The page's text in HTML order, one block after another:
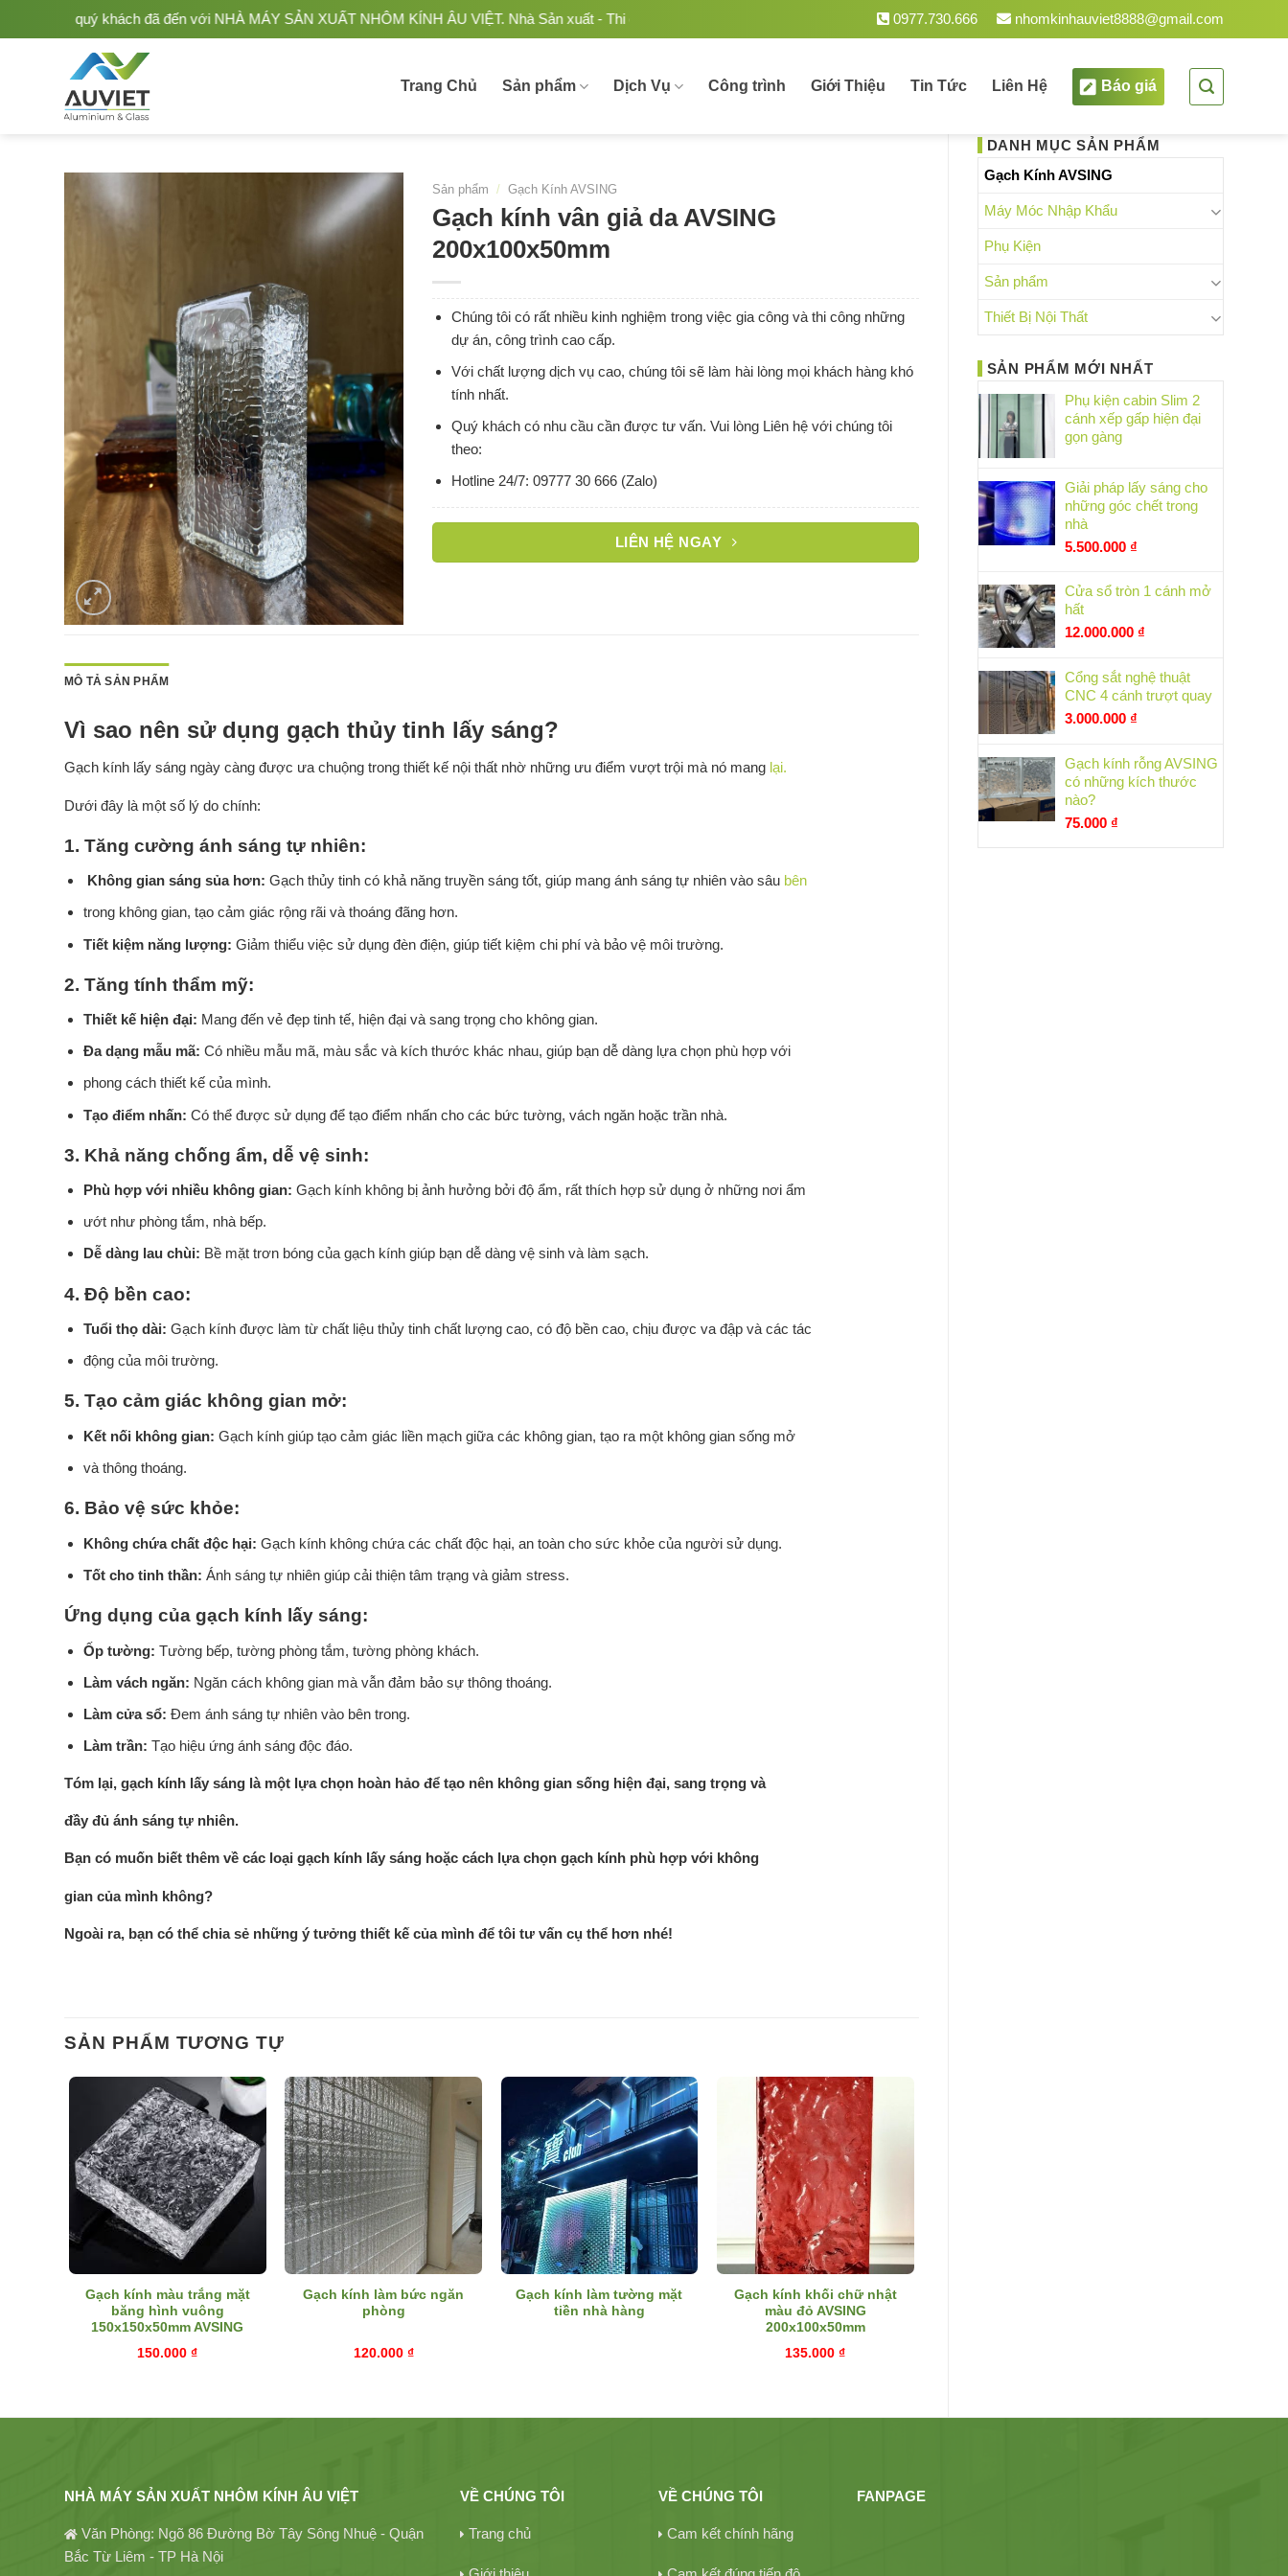
quý khách đã đến với NHÀ MÁY SẢN XUẤT NHÔM KÍNH ÂU VIỆT. Nhà Sản xuất - Thi công Nhôm kính uy tín, chất lượng tại Việt Nam. 0977.730.666 nhomkinhauviet8888@gmail.com
Trang Chủ Sản phẩm Dịch Vụ Công trình Giới Thiệu Tin Tức Liên Hệ Báo giá
DANH MỤC SẢN PHẨM
Gạch Kính AVSING
Máy Móc Nhập Khẩu
Phụ Kiện
Sản phẩm
Thiết Bị Nội Thất
SẢN PHẨM MỚI NHẤT
Phụ kiện cabin Slim 2
cánh xếp gấp hiện đại
gọn gàng
Giải pháp lấy sáng cho
những góc chết trong
nhà
5.500.000 ₫
Cửa sổ tròn 1 cánh mở
hất
12.000.000 ₫
Cổng sắt nghệ thuật
CNC 4 cánh trượt quay
3.000.000 ₫
Gạch kính rỗng AVSING
có những kích thước
nào?
75.000 ₫
Sản phẩm / Gạch Kính AVSING
Gạch kính vân giả da AVSING
200x100x50mm
Chúng tôi có rất nhiều kinh nghiệm trong việc gia công và thi công những
dự án, công trình cao cấp.
Với chất lượng dịch vụ cao, chúng tôi sẽ làm hài lòng mọi khách hàng khó
tính nhất.
Quý khách có nhu cầu cần được tư vấn. Vui lòng Liên hệ với chúng tôi
theo:
Hotline 24/7: 09777 30 666 (Zalo)
LIÊN HỆ NGAY
MÔ TẢ SẢN PHẨM
Vì sao nên sử dụng gạch thủy tinh lấy sáng?
Gạch kính lấy sáng ngày càng được ưa chuộng trong thiết kế nội thất nhờ những ưu điểm vượt trội mà nó mang lại.
Dưới đây là một số lý do chính:
1. Tăng cường ánh sáng tự nhiên:
Không gian sáng sủa hơn: Gạch thủy tinh có khả năng truyền sáng tốt, giúp mang ánh sáng tự nhiên vào sâu bên
trong không gian, tạo cảm giác rộng rãi và thoáng đãng hơn.
Tiết kiệm năng lượng: Giảm thiểu việc sử dụng đèn điện, giúp tiết kiệm chi phí và bảo vệ môi trường.
2. Tăng tính thẩm mỹ:
Thiết kế hiện đại: Mang đến vẻ đẹp tinh tế, hiện đại và sang trọng cho không gian.
Đa dạng mẫu mã: Có nhiều mẫu mã, màu sắc và kích thước khác nhau, giúp bạn dễ dàng lựa chọn phù hợp với
phong cách thiết kế của mình.
Tạo điểm nhấn: Có thể được sử dụng để tạo điểm nhấn cho các bức tường, vách ngăn hoặc trần nhà.
3. Khả năng chống ẩm, dễ vệ sinh:
Phù hợp với nhiều không gian: Gạch kính không bị ảnh hưởng bởi độ ẩm, rất thích hợp sử dụng ở những nơi ẩm
ướt như phòng tắm, nhà bếp.
Dễ dàng lau chùi: Bề mặt trơn bóng của gạch kính giúp bạn dễ dàng vệ sinh và làm sạch.
4. Độ bền cao:
Tuổi thọ dài: Gạch kính được làm từ chất liệu thủy tinh chất lượng cao, có độ bền cao, chịu được va đập và các tác
động của môi trường.
5. Tạo cảm giác không gian mở:
Kết nối không gian: Gạch kính giúp tạo cảm giác liền mạch giữa các không gian, tạo ra một không gian sống mở
và thông thoáng.
6. Bảo vệ sức khỏe:
Không chứa chất độc hại: Gạch kính không chứa các chất độc hại, an toàn cho sức khỏe của người sử dụng.
Tốt cho tinh thần: Ánh sáng tự nhiên giúp cải thiện tâm trạng và giảm stress.
Ứng dụng của gạch kính lấy sáng:
Ốp tường: Tường bếp, tường phòng tắm, tường phòng khách.
Làm vách ngăn: Ngăn cách không gian mà vẫn đảm bảo sự thông thoáng.
Làm cửa sổ: Đem ánh sáng tự nhiên vào bên trong.
Làm trần: Tạo hiệu ứng ánh sáng độc đáo.
Tóm lại, gạch kính lấy sáng là một lựa chọn hoàn hảo để tạo nên không gian sống hiện đại, sang trọng và
đầy đủ ánh sáng tự nhiên.
Bạn có muốn biết thêm về các loại gạch kính lấy sáng hoặc cách lựa chọn gạch kính phù hợp với không
gian của mình không?
Ngoài ra, bạn có thể chia sẻ những ý tưởng thiết kế của mình để tôi tư vấn cụ thể hơn nhé!
SẢN PHẨM TƯƠNG TỰ
Gạch kính màu trắng mặt
băng hình vuông
150x150x50mm AVSING
150.000₫
Gạch kính làm bức ngăn
phòng
120.000 ₫
Gạch kính làm tường mặt
tiền nhà hàng
Gạch kính khối chữ nhật
màu đỏ AVSING
200x100x50mm
135.000₫
NHÀ MÁY SẢN XUẤT NHÔM KÍNH ÂU VIỆT
Văn Phòng: Ngõ 86 Đường Bờ Tây Sông Nhuệ - Quận
Bắc Từ Liêm - TP Hà Nội
VỀ CHÚNG TÔI
Trang chủ
VỀ CHÚNG TÔI
Cam kết chính hãng
FANPAGE